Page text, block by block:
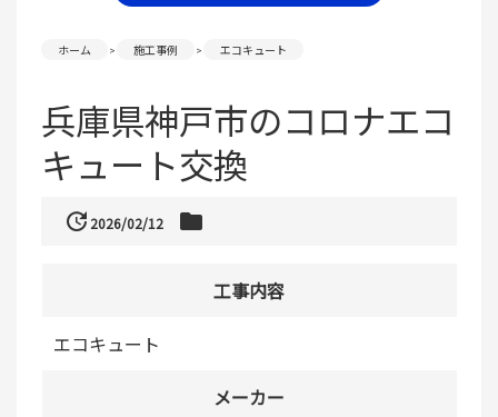
ホーム 施工事例 エコキュート
兵庫県神戸市のコロナエコ
キュート交換
update2026/02/12 folder
工事内容
エコキュート
メーカー